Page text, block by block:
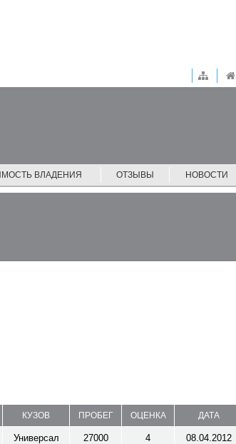
ВЛАДЕНИЯ ОТЗЫВЫ НОВОСТИ
КУЗОВ ПРОБЕГ ОЦЕНКА ДАТА
Универсал 27000 4 08.04.2012